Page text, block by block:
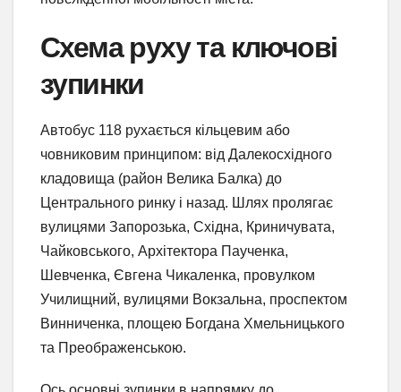
Схема руху та ключові
зупинки
Автобус 118 рухається кільцевим або
човниковим принципом: від Далекосхідного
кладовища (район Велика Балка) до
Центрального ринку і назад. Шлях пролягає
вулицями Запорозька, Східна, Криничувата,
Чайковського, Архітектора Паученка,
Шевченка, Євгена Чикаленка, провулком
Училищний, вулицями Вокзальна, проспектом
Винниченка, площею Богдана Хмельницького
та Преображенською.